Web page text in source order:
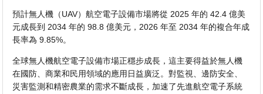
預計無人機（UAV）航空電子設備市場將從 2025 年的 42.4 億美
元成長到 2034 年的 98.8 億美元，2026 年至 2034 年的複合年成
長率為 9.85%。
全球無人機航空電子設備市場正穩步成長，這主要得益於無人機
在國防、商業和民用領域的應用日益廣泛。對監視、邊防安全、
災害監測和精密農業的需求不斷成長，加速了先進航空電子系統